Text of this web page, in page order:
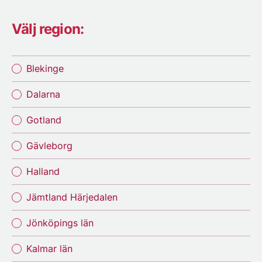
Välj region:
Blekinge
Dalarna
Gotland
Gävleborg
Halland
Jämtland Härjedalen
Jönköpings län
Kalmar län